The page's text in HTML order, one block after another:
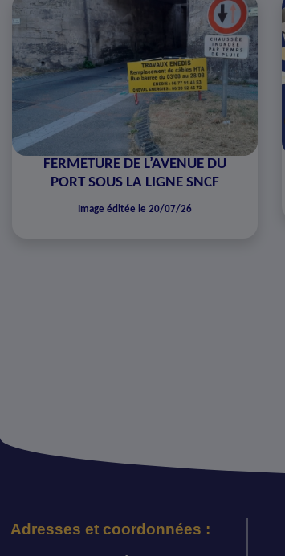
FERMETURE DE L’AVENUE DU
PORT SOUS LA LIGNE SNCF
Image éditée le 20/07/26
Adresses et coordonnées :